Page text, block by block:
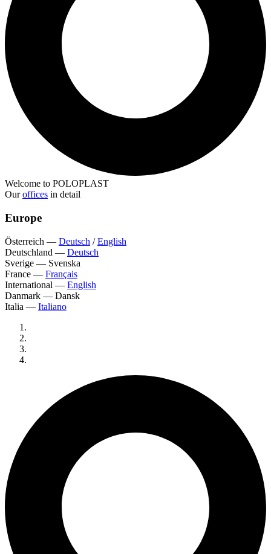
Welcome to POLOPLAST
Ouroffices in detail
Europe
Österreich — Deutsch /English
Deutschland — Deutsch
Sverige — Svenska
France — Français
International — English
Danmark — Dansk
Italia — Italiano